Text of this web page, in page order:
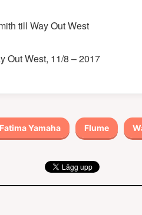
till Way Out West
Out West, 11/8 – 2017
Fatima Yamaha Flume